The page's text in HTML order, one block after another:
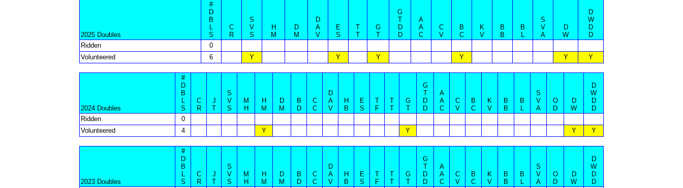
2025 Doubles
#
D
B
L
S
C
R
S
V
S
H
M
D
M
D
A
V
E
S
T
T
G
T
G
T
D
D
A
A
C
C
V
B
C
K
V
B
B
B
L
S
V
A
D
W
D
W
D
D
Ridden
0
Volunteered
6 Y Y Y Y Y Y
2024 Doubles
#
D
B
L
S
C
R
J
T
S
V
S
M
H
H
M
D
M
B
D
C
C
D
A
V
H
B
E
S
T
F
T
T
G
T
G
T
D
D
A
A
C
C
V
B
C
K
V
B
B
B
L
S
V
A
O
D
D
W
D
W
D
D
Ridden
0
Volunteered
4 Y Y Y Y
2023 Doubles
#
D
B
L
S
C
R
J
T
S
V
S
M
H
H
M
D
M
B
D
C
C
D
A
V
H
B
E
S
T
F
T
T
G
T
G
T
D
D
A
A
C
C
V
B
C
K
V
B
B
B
L
S
V
A
O
D
D
W
D
W
D
D